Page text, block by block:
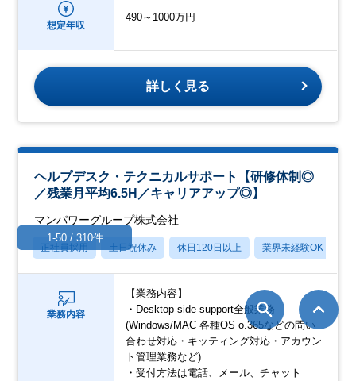
想定年収
490～1000万円
詳しく見る
ヘルプデスク・テクニカルサポート【研修体制◎
／残業月平均6.5H／キャリアアップ◎】
マンパワーグループ株式会社
正社員採用 土日祝休み 休日120日以上 業界未経験OK
業務内容
【業務内容】
・Desktop side support全般業務
(Windows/MAC 各種OS o.365などの問い
合わせ対応・キッティング対応・アカウン
ト管理業務など)
・受付方法は電話、メール、チャット
1-50 / 310件